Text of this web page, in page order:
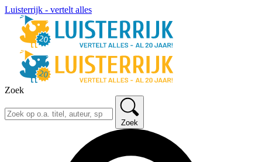
Luisterrijk - vertelt alles
Zoek
Zoek